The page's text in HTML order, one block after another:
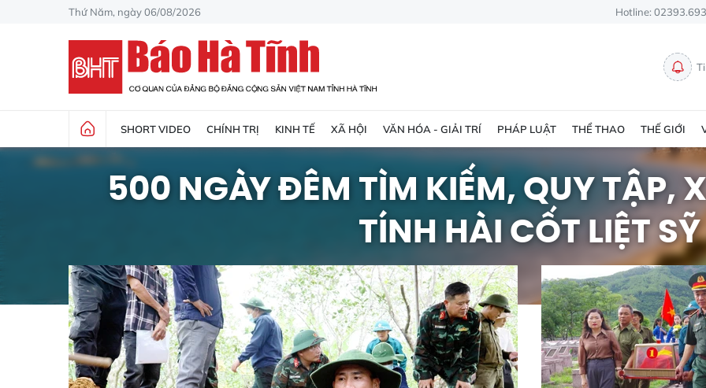
Thứ Năm, ngày 06/08/2026 Hotline:
SHORT VIDEO CHÍNH TRỊ KINH TẾ XÃ HỘI VĂN HÓA - GIẢI TRÍ PHÁP LUẬT THỂ THAO THẾ GIỚI
500 NGÀY ĐÊM TÌM KIẾM, QUY TẬP,
TÍNH HÀI CỐT LIỆT SỸ